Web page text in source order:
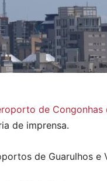
de Congonhas
de imprensa.
de Guarulhos e